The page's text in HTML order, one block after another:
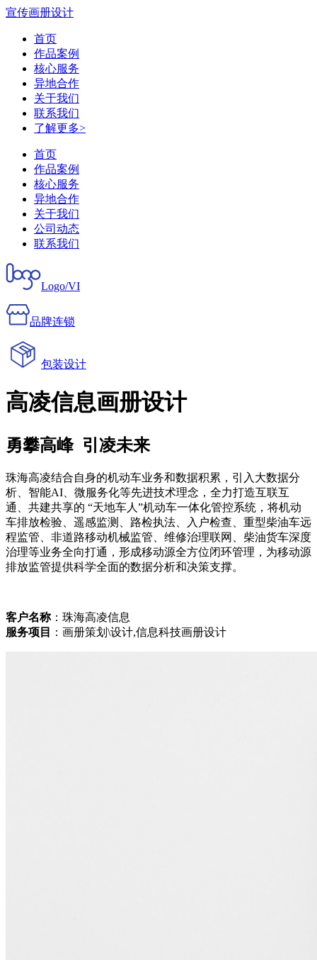
宣传画册设计
首页
作品案例
核心服务
异地合作
关于我们
联系我们
了解更多>
首页
作品案例
核心服务
异地合作
关于我们
公司动态
联系我们
Logo/VI
品牌连锁
包装设计
高凌信息画册设计
勇攀高峰 引凌未来
珠海高凌结合自身的机动车业务和数据积累，引入大数据分
析、智能AI、微服务化等先进技术理念，全力打造互联互
通、共建共享的 “天地车人”机动车一体化管控系统，将机动
车排放检验、遥感监测、路检执法、入户检查、重型柴油车远
程监管、非道路移动机械监管、维修治理联网、柴油货车深度
治理等业务全向打通，形成移动源全方位闭环管理，为移动源
排放监管提供科学全面的数据分析和决策支撑。
客户名称：珠海高凌信息
服务项目
：画册策划\设计,信息科技画册设计